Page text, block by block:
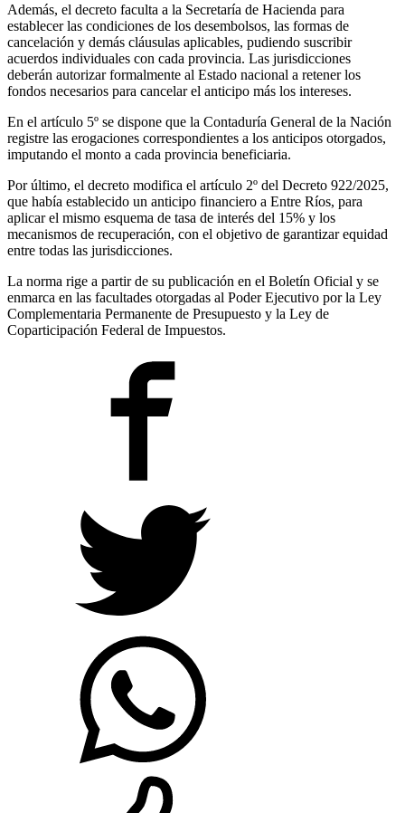
Además, el decreto faculta a la Secretaría de Hacienda para
establecer las condiciones de los desembolsos, las formas de
cancelación y demás cláusulas aplicables, pudiendo suscribir
acuerdos individuales con cada provincia. Las jurisdicciones
deberán autorizar formalmente al Estado nacional a retener los
fondos necesarios para cancelar el anticipo más los intereses.
En el artículo 5º se dispone que la Contaduría General de la Nación
registre las erogaciones correspondientes a los anticipos otorgados,
imputando el monto a cada provincia beneficiaria.
Por último, el decreto modifica el artículo 2º del Decreto 922/2025,
que había establecido un anticipo financiero a Entre Ríos, para
aplicar el mismo esquema de tasa de interés del 15% y los
mecanismos de recuperación, con el objetivo de garantizar equidad
entre todas las jurisdicciones.
La norma rige a partir de su publicación en el Boletín Oficial y se
enmarca en las facultades otorgadas al Poder Ejecutivo por la Ley
Complementaria Permanente de Presupuesto y la Ley de
Coparticipación Federal de Impuestos.